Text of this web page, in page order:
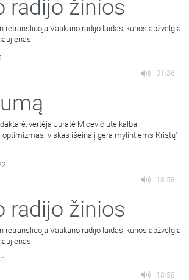
radijo žinios
retransliuoja Vatikano radijo laidas, kurios apžvelgia
31:36
vertėja Jūratė Micevičiūtė kalba
viskas išeina į gera mylintiems Kristų“
18:58
radijo žinios
retransliuoja Vatikano radijo laidas, kurios apžvelgia
18:58